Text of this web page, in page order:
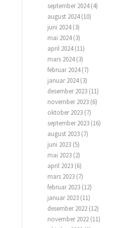
september 2024(4)
august 2024(10)
juni 2024(3)
mai 2024(3)
april 2024(11)
mars 2024(3)
februar 2024(7)
januar 2024(3)
desember 2023 (11)
november 2023 (6)
oktober 2023 (7)
september 2023 (16)
august 2023 (7)
juni 2023 (5)
mai 2023 (2)
april 2023 (6)
mars 2023 (7)
februar 2023 (12)
januar 2023 (11)
desember 2022 (12)
november 2022 (11)